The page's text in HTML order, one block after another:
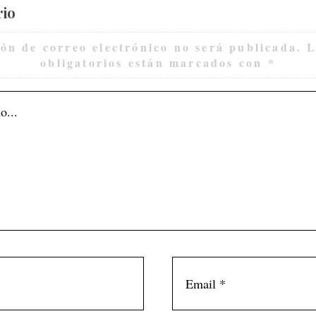
de correo electrónico no será publicada.
obligatorios están marcados con *